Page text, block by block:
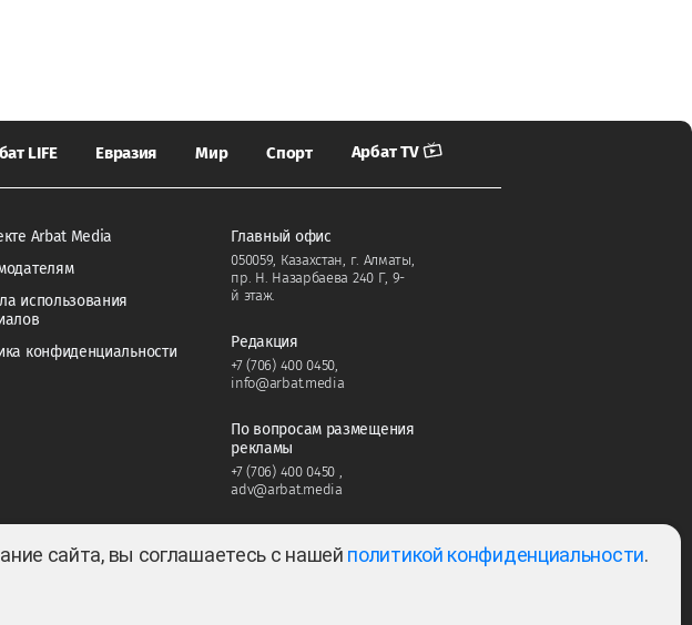
LIFE Евразия Мир Спорт Арбат TV
Arbat Media
использования
конфиденциальности
Главный офис
050059, Казахстан, г. Алматы,
пр. Н. Назарбаева 240 Г, 9-
й этаж.
Редакция
+7 (706) 400 0450
info@arbat.media
По вопросам размещения
рекламы
+7 (706) 400 0450
adv@arbat.media
Тема:
сайта, вы соглашаетесь с нашей политикой конфиденциальности.